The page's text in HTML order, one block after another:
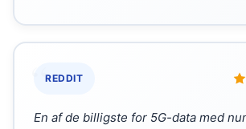
REDDIT
“
En af de billigste for 5G-data med